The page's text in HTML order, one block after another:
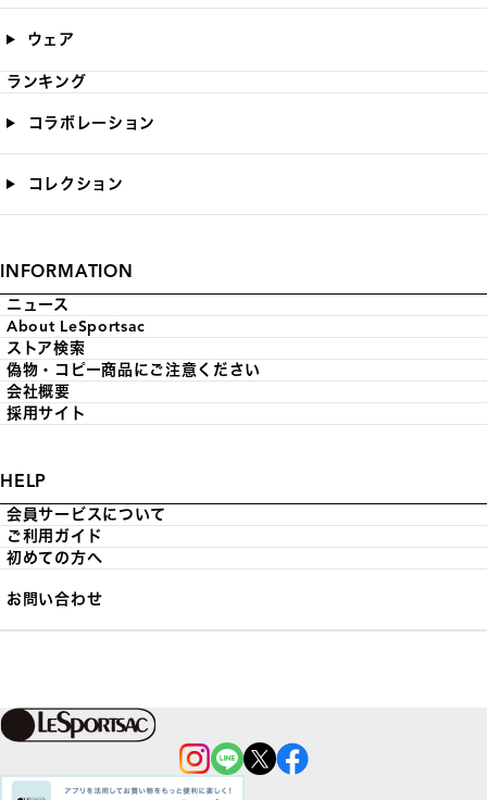
ウェア
ランキング
コラボレーション
コレクション
INFORMATION
ニュース
About LeSportsac
ストア検索
偽物・コピー商品にご注意ください
会社概要
採用サイト
HELP
会員サービスについて
ご利用ガイド
初めての方へ
お問い合わせ